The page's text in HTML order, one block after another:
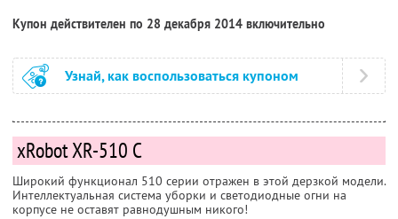
Купон действителен по 28 декабря 2014 включительно
Узнай, как воспользоваться купоном
xRobot XR-510 C
Широкий функционал 510 серии отражен в этой дерзкой модели.
Интеллектуальная система уборки и светодиодные огни на
корпусе не оставят равнодушным никого!